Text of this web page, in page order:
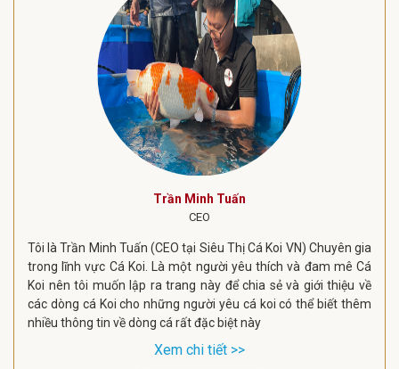
Trần Minh Tuấn
CEO
Tôi là Trần Minh Tuấn (CEO tại Siêu Thị Cá Koi VN) Chuyên gia
trong lĩnh vực Cá Koi. Là một người yêu thích và đam mê Cá
Koi nên tôi muốn lập ra trang này để chia sẻ và giới thiệu về
các dòng cá Koi cho những người yêu cá koi có thể biết thêm
nhiều thông tin về dòng cá rất đặc biệt này
Xem chi tiết >>